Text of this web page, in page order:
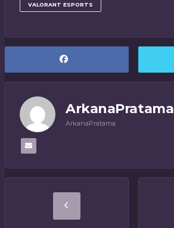
VALORANT ESPORTS
ArkanaPratama
ArkanaPratama